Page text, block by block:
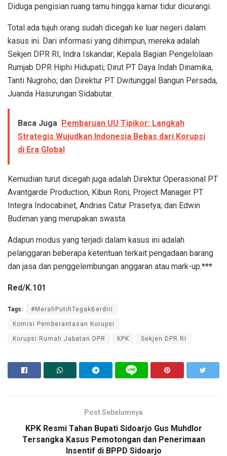
Diduga pengisian ruang tamu hingga kamar tidur dicurangi.
Total ada tujuh orang sudah dicegah ke luar negeri dalam
kasus ini. Dari informasi yang dihimpun, mereka adalah
Sekjen DPR RI, Indra Iskandar; Kepala Bagian Pengelolaan
Rumjab DPR Hiphi Hidupati; Dirut PT Daya Indah Dinamika,
Tanti Nugroho; dan Direktur PT Dwitunggal Bangun Persada,
Juanda Hasurungan Sidabutar.
Baca Juga Pembaruan UU Tipikor: Langkah
Strategis Wujudkan Indonesia Bebas dari Korupsi
di Era Global
Kemudian turut dicegah juga adalah Direktur Operasional PT
Avantgarde Production, Kibun Roni; Project Manager PT
Integra Indocabinet, Andrias Catur Prasetya; dan Edwin
Budiman yang merupakan swasta.
Adapun modus yang terjadi dalam kasus ini adalah
pelanggaran beberapa ketentuan terkait pengadaan barang
dan jasa dan penggelembungan anggaran atau mark-up.***
Red/K.101
Tags: #MerahPutihTegakBerdiri
Komisi Pemberantasan Korupsi
Korupsi Rumah Jabatan DPR KPK Sekjen DPR RI
Post Sebelumnya
KPK Resmi Tahan Bupati Sidoarjo Gus Muhdlor
Tersangka Kasus Pemotongan dan Penerimaan
Insentif di BPPD Sidoarjo